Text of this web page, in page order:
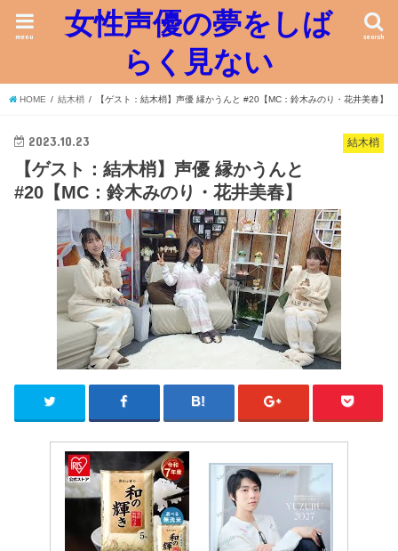
女性声優の夢をしば
らく見ない
search
menu
HOME 結木梢 【ゲスト：結木梢】声優 縁かうんと #20【MC：鈴木みのり・花井美春】
結木梢
2023.10.23
【ゲスト：結木梢】声優 縁かうんと
#20【MC：鈴木みのり・花井美春】